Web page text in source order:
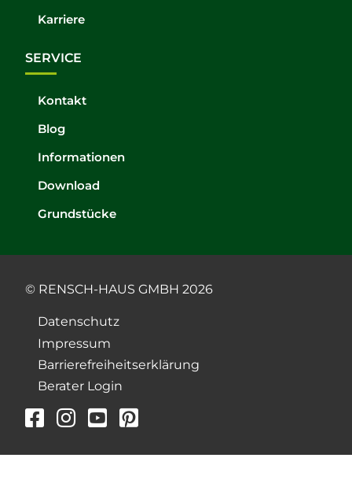
Karriere
SERVICE
Kontakt
Blog
Informationen
Download
Grundstücke
© RENSCH-HAUS GMBH 2026
Datenschutz
Impressum
Barrierefreiheitserklärung
Berater Login